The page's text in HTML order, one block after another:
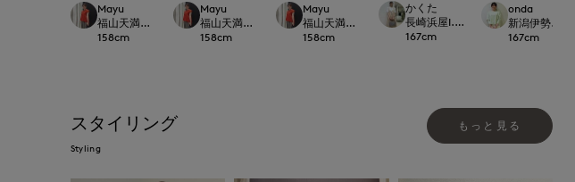
Mayu
福山天満屋店INED/7-IDconcept./Maglie
158cm
Mayu
福山天満屋店INED/7-IDconcept./Maglie
158cm
Mayu
福山天満屋店INED/7-IDconcept./Maglie
158cm
かくた
長崎浜屋I.T.'S. international/7-
167cm
onda
新潟伊勢丹7-
167cm
スタイリング
Styling
もっと見る